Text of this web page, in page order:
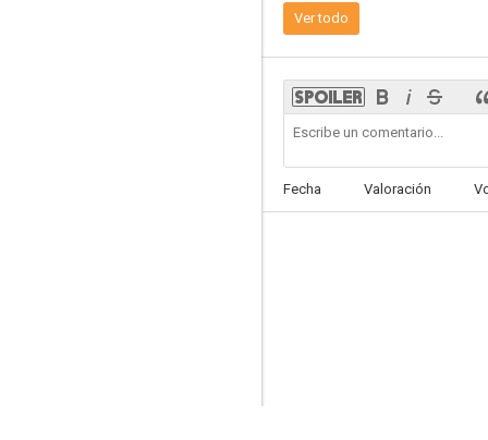
Gusanos de seda
--
Ver todo
Fecha Valoración